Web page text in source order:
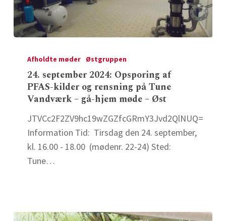
september
2024:
Opsporing
PFAS-
kilder
rensning
–
Afholdte møder Østgruppen
24. september 2024: Opsporing af
PFAS-kilder og rensning på Tune
Vandværk – gå-hjem møde – Øst
JTVCc2F2ZV9hc19wZGZfcGRmY3Jvd2QlNUQ=
Information Tid: Tirsdag den 24. september,
kl. 16.00 - 18.00 (mødenr. 22-24) Sted:
Tune…